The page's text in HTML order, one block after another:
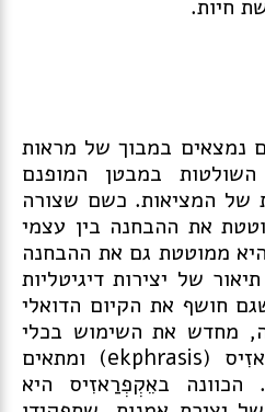
חיות.
נמצאים במבוך של מראות
השולטות במבטן המופנם
של המציאות. כשם שצורה
את ההבחנה בין עצמי
היא ממוטטת גם את ההבחנה
של יצירות דיגיטליות
חושף את הקיום הדואלי
מחדש את השימוש בכלי
הספרותי העתיק אֵקְפְרַאזִיס (ekphrasis) ומתאים
הכוונה באֵקְפְרַאזִיס היא